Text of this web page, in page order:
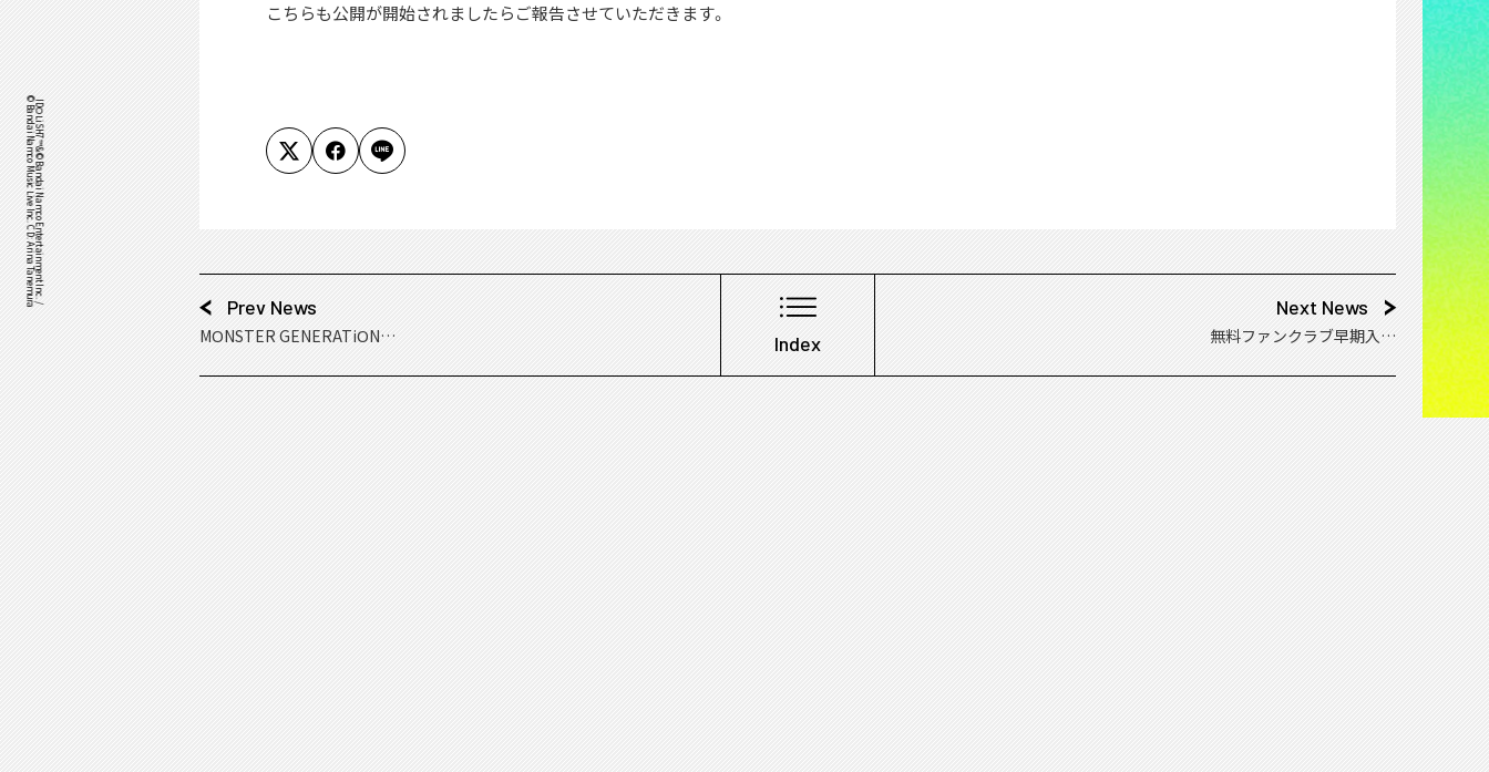
IDOLiSH7™& ©Bandai Namco Entertainment Inc. /
©Bandai Namco Music Live Inc. CD: Arina Tanemura
こちらも公開が開始されましたらご報告させていただきます。
Prev News
MONSTER GENERATiONの Index
Next News
無料ファンクラブ早期入会